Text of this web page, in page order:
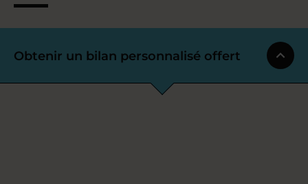
Obtenir un bilan personnalisé offert